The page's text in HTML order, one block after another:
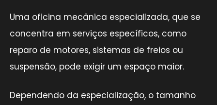
Uma oficina mecânica especializada, que se
concentra em serviços específicos, como
reparo de motores, sistemas de freios ou
suspensão, pode exigir um espaço maior.
Dependendo da especialização, o tamanho